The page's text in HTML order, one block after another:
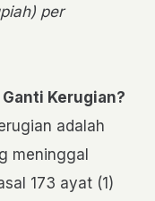
per
Kerugian?
adalah
meninggal
173 ayat (1)